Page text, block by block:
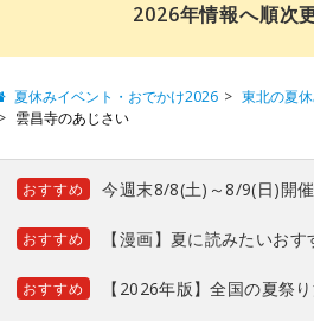
2026年情報へ順次
夏休みイベント・おでかけ2026 東北の夏
雲昌寺のあじさい
おすすめ 今週末8/8(土)～8/9(日)開
おすすめ 【漫画】夏に読みたいお
おすすめ 【2026年版】全国の夏祭